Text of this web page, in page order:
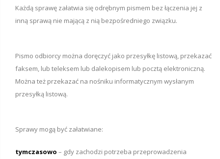
Każdą sprawę załatwia się odrębnym pismem bez łączenia jej z
inną sprawą nie mającą z nią bezpośredniego związku.
Pismo odbiorcy można doręczyć jako przesyłkę listową, przekazać
faksem, lub teleksem lub dalekopisem lub pocztą elektroniczną.
Można też przekazać na nośniku informatycznym wysłanym
przesyłką listową.
Sprawy mogą być załatwiane:
tymczasowo – gdy zachodzi potrzeba przeprowadzenia